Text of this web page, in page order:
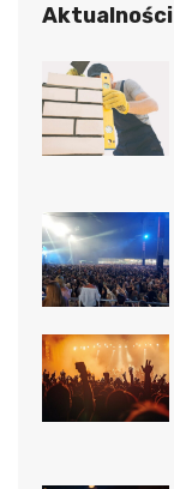
Aktualności